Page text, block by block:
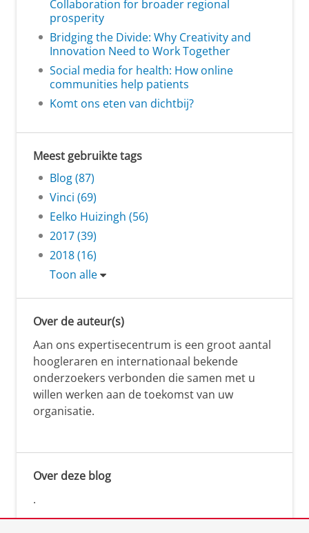
Collaboration for broader regional
prosperity
Bridging the Divide: Why Creativity and
Innovation Need to Work Together
Social media for health: How online
communities help patients
Komt ons eten van dichtbij?
Meest gebruikte tags
Blog (87)
Vinci (69)
Eelko Huizingh (56)
2017 (39)
2018 (16)
Toon alle
Over de auteur(s)
Aan ons expertisecentrum is een groot aantal
hoogleraren en internationaal bekende
onderzoekers verbonden die samen met u
willen werken aan de toekomst van uw
organisatie.
Over deze blog
.